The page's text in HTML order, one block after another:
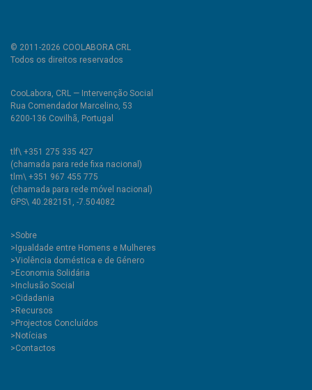
© 2011-2026 COOLABORA CRL
Todos os direitos reservados
CooLabora, CRL — Intervenção Social
Rua Comendador Marcelino, 53
6200-136 Covilhã, Portugal
tlf\ +351 275 335 427
(chamada para rede fixa nacional)
tlm\ +351 967 455 775
(chamada para rede móvel nacional)
GPS\ 40.282151, -7.504082
>Sobre
>Igualdade entre Homens e Mulheres
>Violência doméstica e de Género
>Economia Solidária
>Inclusão Social
>Cidadania
>Recursos
>Projectos Concluídos
>Notícias
>Contactos